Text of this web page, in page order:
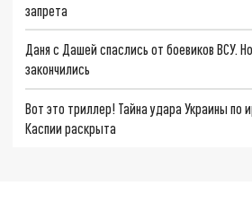
запрета
Даня с Дашей спаслись от боевиков ВСУ.
закончились
Вот это триллер! Тайна удара Украины по
Каспии раскрыта